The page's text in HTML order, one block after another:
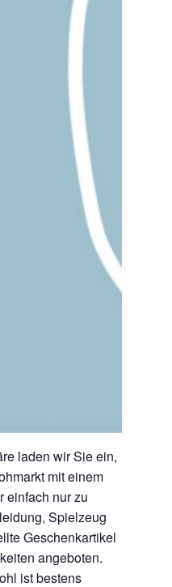
laden wir Sie ein,
mit einem
einfach nur zu
Spielzeug
Geschenkartikel
angeboten.
ist bestens